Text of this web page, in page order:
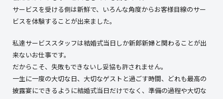
サービスを受ける側は新鮮で、いろんな角度からお客様目線のサー
ビスを体験することが出来ました。
私達サービススタッフは結婚式当日しか新郎新婦と関わることが出
来ないお仕事です。
だからこそ、失敗もできないし妥協も許されません。
一生に一度の大切な日、大切なゲストと過ごす時間、どれも最高の
披露宴にできるように結婚式当日だけでなく、準備の過程や大切な